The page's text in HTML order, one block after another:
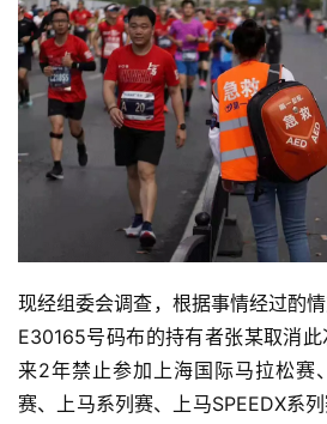
现经组委会调查，根据事情经过酌情
E30165号码布的持有者张某取消
来2年禁止参加上海国际马拉松赛
赛、上马系列赛、上马SPEEDX系